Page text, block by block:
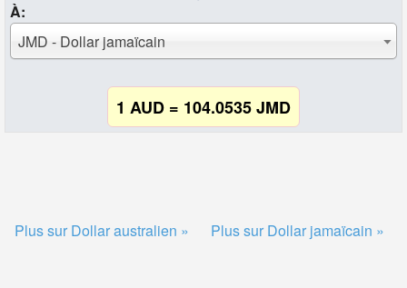
À:
JMD - Dollar jamaïcain
1 AUD = 104.0535 JMD
Plus sur Dollar australien » Plus sur Dollar jamaïcain »